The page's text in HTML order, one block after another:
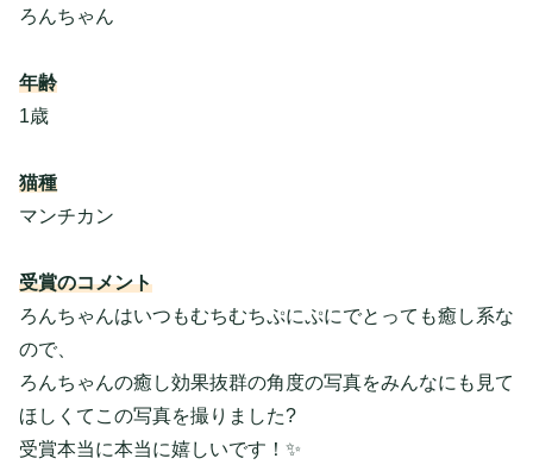
ろんちゃん
年齢
1歳
猫種
マンチカン
受賞のコメント
ろんちゃんはいつもむちむちぷにぷにでとっても癒し系な
ので、
ろんちゃんの癒し効果抜群の角度の写真をみんなにも見て
ほしくてこの写真を撮りました?
受賞本当に本当に嬉しいです！✨